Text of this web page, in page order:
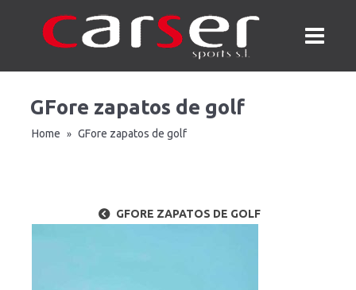
GFore zapatos de golf
Home » GFore zapatos de golf
GFORE ZAPATOS DE GOLF